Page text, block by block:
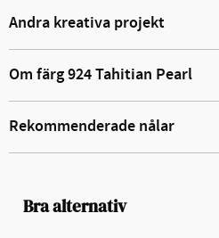
Andra kreativa projekt
Om färg 924 Tahitian Pearl
Rekommenderade nålar
Bra alternativ